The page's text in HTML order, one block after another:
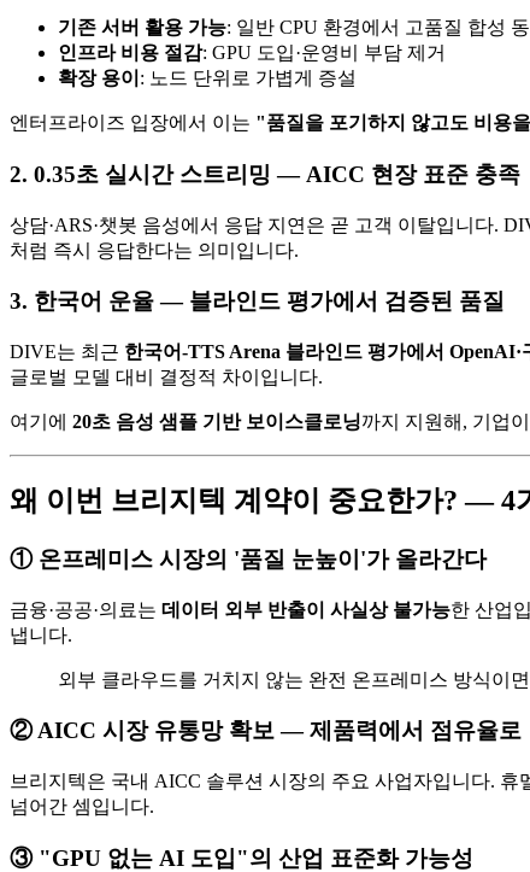
기존 서버 활용 가능: 일반 CPU 환경에서 고품질 합성
인프라 비용 절감: GPU 도입·운영비 부담 제거
확장 용이 : 노드 단위로 가볍게 증설
엔터프라이즈 입장에서 이는 "품질을 포기하지 않고도 비용
2. 0.35초 실시간 스트리밍 — AICC 현장 표준 충족
상담·ARS·챗봇 음성에서 응답 지연은 곧 고객 이탈입니다.
처럼 즉시 응답한다는 의미입니다.
3. 한국어 운율 — 블라인드 평가에서 검증된 품질
DIVE는 최근 한국어-TTS Arena 블라인드 평가에서 OpenAI·
글로벌 모델 대비 결정적 차이입니다.
여기에 20초 음성 샘플 기반 보이스클로닝까지 지원해, 기업
왜 이번 브리지텍 계약이 중요한가? — 4
① 온프레미스 시장의 '품질 눈높이'가 올라간다
금융·공공·의료는 데이터 외부 반출이 사실상 불가능한 산업
냅니다.
외부 클라우드를 거치지 않는 완전 온프레미스 방식이
② AICC 시장 유통망 확보 — 제품력에서 점유율로
브리지텍은 국내 AICC 솔루션 시장의 주요 사업자입니다. 휴
넘어간 셈입니다.
③ "GPU 없는 AI 도입"의 산업 표준화 가능성